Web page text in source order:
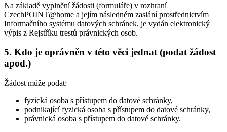
Na základě vyplnění žádosti (formuláře) v rozhraní
CzechPOINT@home a jejím následném zaslání prostřednictvím
Informačního systému datových schránek, je vydán elektronický
výpis z Rejstříku trestů právnických osob.
5. Kdo je oprávněn v této věci jednat (podat žádost
apod.)
Žádost může podat:
fyzická osoba s přístupem do datové schránky,
podnikající fyzická osoba s přístupem do datové schránky,
právnická osoba s přístupem do datové schránky.